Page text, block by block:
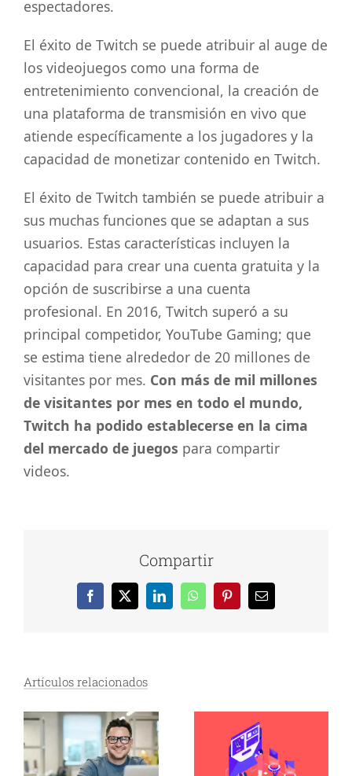
espectadores.
El éxito de Twitch se puede atribuir al auge de
los videojuegos como una forma de
entretenimiento convencional, la creación de
una plataforma de transmisión en vivo que
atiende específicamente a los jugadores y la
capacidad de monetizar contenido en Twitch.
El éxito de Twitch también se puede atribuir a
sus muchas funciones que se adaptan a sus
usuarios. Estas características incluyen la
capacidad para crear una cuenta gratuita y la
opción de suscribirse a una cuenta
profesional. En 2016, Twitch superó a su
principal competidor, YouTube Gaming; que
se estima tiene alrededor de 20 millones de
visitantes por mes. Con más de mil millones
de visitantes por mes en todo el mundo,
Twitch ha podido establecerse en la cima
del mercado de juegos para compartir
videos.
Compartir
Facebook
X LinkedInWhatsAppPinterestCorreo
electrónico
Artículos relacionados